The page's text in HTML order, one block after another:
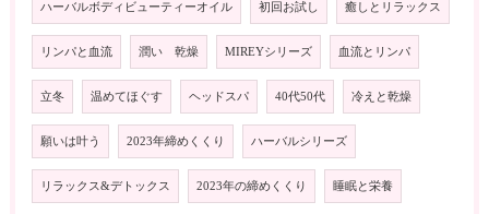
ハーバルボディビューティーオイル 初回お試し 癒しとリラックス
リンパと血流 潤い 乾燥 MIREYシリーズ 血流とリンパ
立冬 温めてほぐす ヘッドスパ 40代50代 冷えと乾燥
願いは叶う 2023年締めくくり ハーバルシリーズ
リラックス&デトックス 2023年の締めくくり 睡眠と栄養